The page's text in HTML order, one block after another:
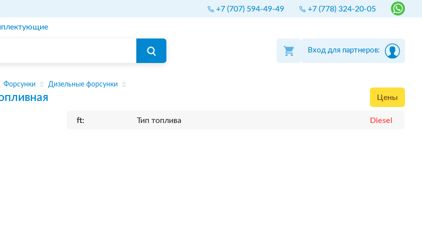
+7 (707) 594-49-49 +7 (778) 324-20-05
Вход для партнеров:
Форсунки Дизельные форсунки
Цены
ft: Тип топлива Diesel